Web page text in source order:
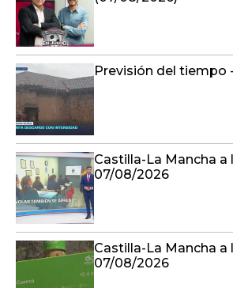
Previsión del tiempo
Castilla-La Mancha a
07/08/2026
Castilla-La Mancha a
07/08/2026